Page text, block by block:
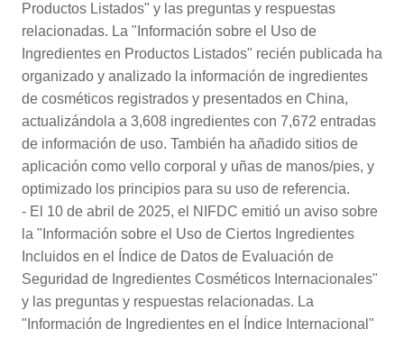
Productos Listados" y las preguntas y respuestas
relacionadas. La "Información sobre el Uso de
Ingredientes en Productos Listados" recién publicada ha
organizado y analizado la información de ingredientes
de cosméticos registrados y presentados en China,
actualizándola a 3,608 ingredientes con 7,672 entradas
de información de uso. También ha añadido sitios de
aplicación como vello corporal y uñas de manos/pies, y
optimizado los principios para su uso de referencia.
- El 10 de abril de 2025, el NIFDC emitió un aviso sobre
la "Información sobre el Uso de Ciertos Ingredientes
Incluidos en el Índice de Datos de Evaluación de
Seguridad de Ingredientes Cosméticos Internacionales"
y las preguntas y respuestas relacionadas. La
"Información de Ingredientes en el Índice Internacional"